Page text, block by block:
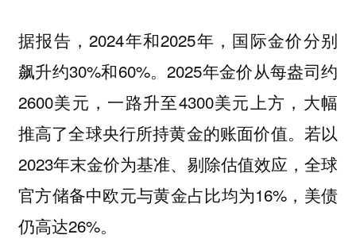
据报告，2024年和2025年，国际金价分别
飙升约30%和60%。2025年金价从每盎司约
2600美元，一路升至4300美元上方，大幅
推高了全球央行所持黄金的账面价值。若以
2023年末金价为基准、剔除估值效应，全球
官方储备中欧元与黄金占比均为16%，美债
仍高达26%。